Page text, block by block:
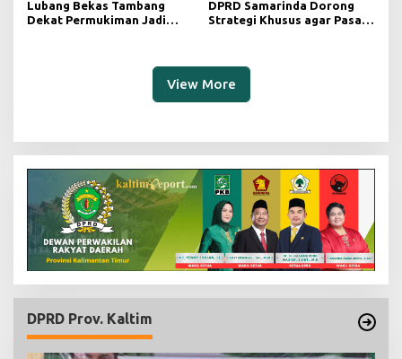
Lubang Bekas Tambang
Dekat Permukiman Jadi
DPRD Samarinda Dorong
Strategi Khusus agar Pasar
View More
DPRD Prov. Kaltim